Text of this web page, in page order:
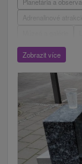
Adrenalinové atrakcie
ZOO a zvieracie
Hrady, zámky,
Mestské a
Jazerá, plesá,
Vodopády
Túry a turistické
Plte, rafting, splavy
Golfové ihriská
Zobrazit více